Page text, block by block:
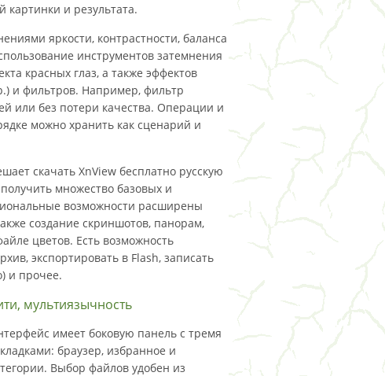
и результата.
яркости, контрастности, баланса
инструментов затемнения
красных глаз, а также эффектов
и фильтров. Например, фильтр
или без потери качества. Операции и
можно хранить как сценарий и
скачать XnView бесплатно русскую
множество базовых и
возможности расширены
создание скриншотов, панорам,
цветов. Есть возможность
экспортировать в Flash, записать
и прочее.
мультиязычность
имеет боковую панель с тремя
браузер, избранное и
Выбор файлов удобен из